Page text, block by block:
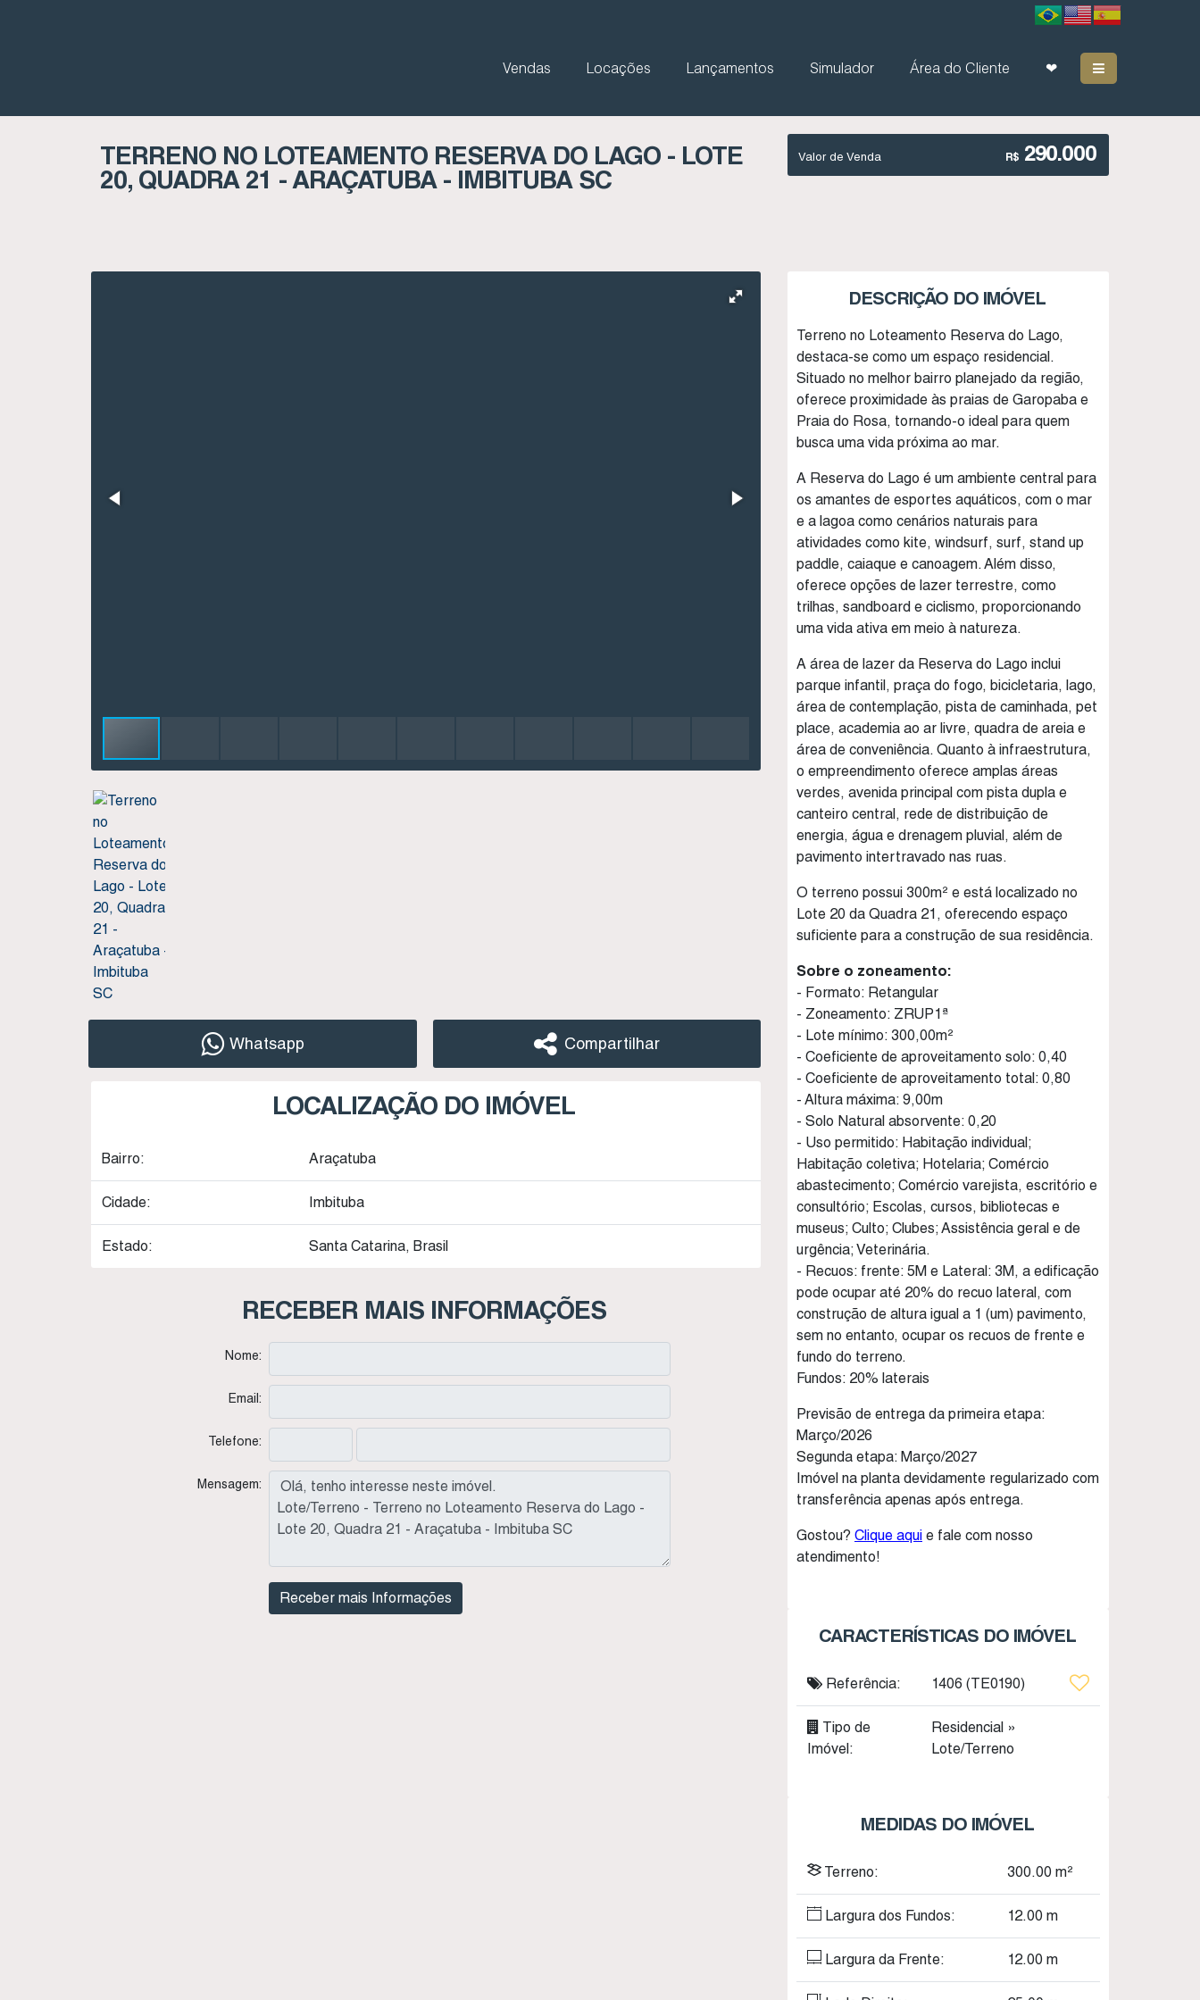
❤
Área do Cliente
Simulador
Lançamentos
Locações
Vendas
TERRENO NO LOTEAMENTO RESERVA DO LAGO - LOTE
20, QUADRA 21 - ARAÇATUBA - IMBITUBA SC
R$ 290.000
Valor de Venda
Compartilhar
Whatsapp
LOCALIZAÇÃO DO IMÓVEL
Bairro: Araçatuba
Cidade: Imbituba
Estado: Santa Catarina, Brasil
RECEBER MAIS INFORMAÇÕES
Nome:
Email:
Telefone:
Mensagem:
DESCRIÇÃO DO IMÓVEL
Terreno no Loteamento Reserva do Lago,
destaca-se como um espaço residencial.
Situado no melhor bairro planejado da região,
oferece proximidade às praias de Garopaba e
Praia do Rosa, tornando-o ideal para quem
busca uma vida próxima ao mar.
A Reserva do Lago é um ambiente central para
os amantes de esportes aquáticos, com o mar
e a lagoa como cenários naturais para
atividades como kite, windsurf, surf, stand up
paddle, caiaque e canoagem. Além disso,
oferece opções de lazer terrestre, como
trilhas, sandboard e ciclismo, proporcionando
uma vida ativa em meio à natureza.
A área de lazer da Reserva do Lago inclui
parque infantil, praça do fogo, bicicletaria, lago,
área de contemplação, pista de caminhada, pet
place, academia ao ar livre, quadra de areia e
área de conveniência. Quanto à infraestrutura,
o empreendimento oferece amplas áreas
verdes, avenida principal com pista dupla e
canteiro central, rede de distribuição de
energia, água e drenagem pluvial, além de
pavimento intertravado nas ruas.
O terreno possui 300m² e está localizado no
Lote 20 da Quadra 21, oferecendo espaço
suficiente para a construção de sua residência.
Sobre o zoneamento:
- Formato: Retangular
- Zoneamento: ZRUP1ª
- Lote mínimo: 300,00m²
- Coeficiente de aproveitamento solo: 0,40
- Coeficiente de aproveitamento total: 0,80
- Altura máxima: 9,00m
- Solo Natural absorvente: 0,20
- Uso permitido: Habitação individual;
Habitação coletiva; Hotelaria; Comércio
abastecimento; Comércio varejista, escritório e
consultório; Escolas, cursos, bibliotecas e
museus; Culto; Clubes; Assistência geral e de
urgência; Veterinária.
- Recuos: frente: 5M e Lateral: 3M, a edificação
pode ocupar até 20% do recuo lateral, com
construção de altura igual a 1 (um) pavimento,
sem no entanto, ocupar os recuos de frente e
fundo do terreno.
Fundos: 20% laterais
Previsão de entrega da primeira etapa:
Março/2026
Segunda etapa: Março/2027
Imóvel na planta devidamente regularizado com
transferência apenas após entrega.
Gostou? Clique aqui e fale com nosso
atendimento!
CARACTERÍSTICAS DO IMÓVEL
Referência: 1406 (TE0190)
Tipo de
Imóvel:
Residencial »
Lote/Terreno
MEDIDAS DO IMÓVEL
Terreno: 300.00 m²
Largura dos Fundos: 12.00 m
Largura da Frente: 12.00 m